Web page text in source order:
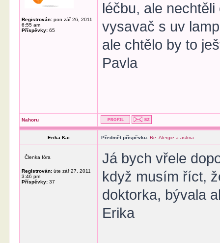
Registrován: pon zář 26, 2011
6:55 am
Příspěvky: 65
léčbu, ale
vysavač s uv
ale chtělo by to
Pavla
Nahoru
Erika Kai Předmět příspěvku: Re: Alergie a astma
Členka fóra
Registrován: úte zář 27, 2011
3:46 pm
Příspěvky: 37
Já bych vřele
když musím říct,
doktorka, bývala
Erika